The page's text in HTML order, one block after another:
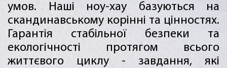
умов. Наші ноу-хау базуються на
скандинавському корінні та цінностях.
Гарантія стабільної безпеки та
екологічності протягом всього
життєвого циклу - завдання, які